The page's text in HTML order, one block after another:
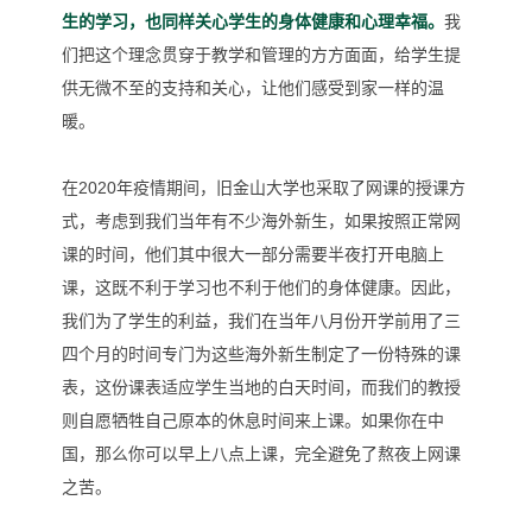
生的学习，也同样关心学生的身体健康和心理幸福。 我
们把这个理念贯穿于教学和管理的方方面面，给学生提
供无微不至的支持和关心，让他们感受到家一样的温
暖。
在2020年疫情期间，旧金山大学也采取了网课的授课方
式，考虑到我们当年有不少海外新生，如果按照正常网
课的时间，他们其中很大一部分需要半夜打开电脑上
课，这既不利于学习也不利于他们的身体健康。因此，
我们为了学生的利益，我们在当年八月份开学前用了三
四个月的时间专门为这些海外新生制定了一份特殊的课
表，这份课表适应学生当地的白天时间，而我们的教授
则自愿牺牲自己原本的休息时间来上课。如果你在中
国，那么你可以早上八点上课，完全避免了熬夜上网课
之苦。